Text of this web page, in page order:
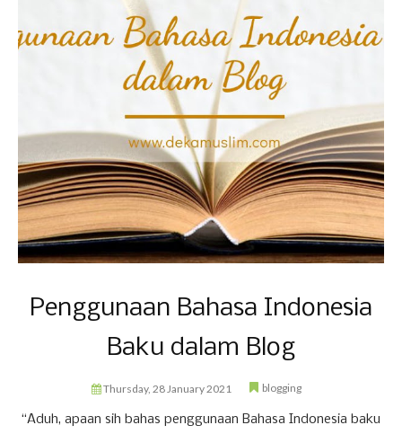
Penggunaan Bahasa Indonesia
Baku dalam Blog
Thursday, 28 January 2021 blogging
“Aduh, apaan sih bahas penggunaan Bahasa Indonesia baku